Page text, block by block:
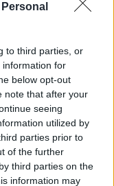
to third parties, or
information for
below opt-out
note that after your
seeing
utilized by
parties prior to
of the further
third parties on the
information may
condividere e
PRODOTTI DI BELLEZZA